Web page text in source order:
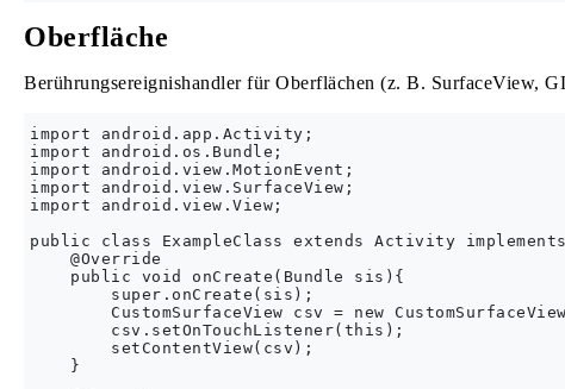
Oberfläche
Berührungsereignishandler für Oberflächen (z. B. SurfaceView,
import android.app.Activity;
import android.os.Bundle;
import android.view.MotionEvent;
import android.view.SurfaceView;
import android.view.View;
public class ExampleClass extends Activity implements
    @Override
    public void onCreate(Bundle sis){
        super.onCreate(sis);
CustomSurfaceView csv = new
        csv.setOnTouchListener(this);
        setContentView(csv);
    }